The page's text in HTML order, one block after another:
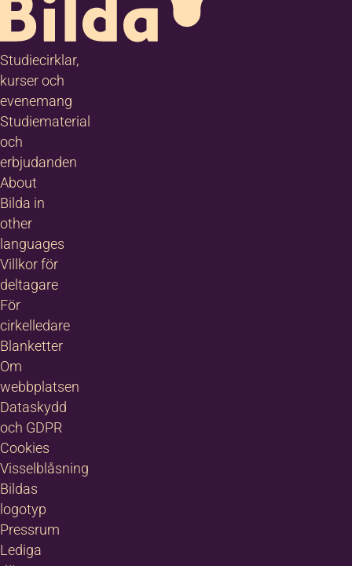
Studiecirklar,
kurser och
evenemang
Studiematerial
och
erbjudanden
About
Bilda in
other
languages
Villkor för
deltagare
För
cirkelledare
Blanketter
Om
webbplatsen
Dataskydd
och GDPR
Cookies
Visselblåsning
Bildas
logotyp
Pressrum
Lediga